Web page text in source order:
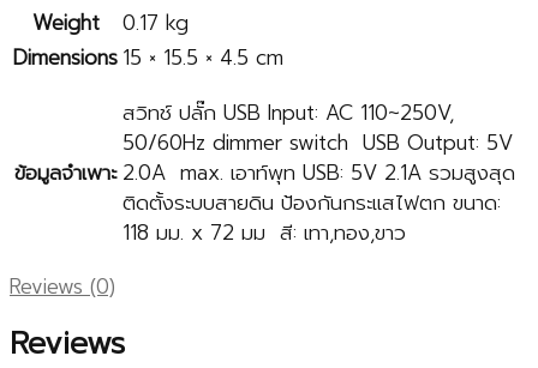
Weight
0.17 kg
Dimensions15 × 15.5 × 4.5 cm
ข้อมูลจำเพาะ
สวิทช์ ปลั๊ก USB Input: AC 110~250V,
50/60Hz dimmer switch USB Output: 5V
2.0A max. เอาท์พุท USB: 5V 2.1A รวมสูงสุด
ติดตั้งระบบสายดิน ป้องกันกระแสไฟตก ขนาด:
118 มม. x 72 มม สี: เทา,ทอง,ขาว
Reviews (0)
Reviews